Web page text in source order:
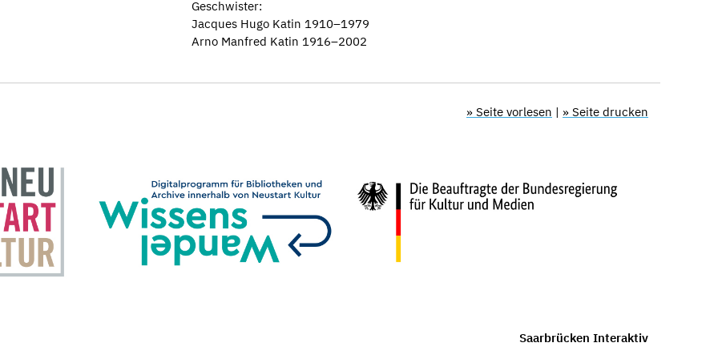
Geschwister:
Jacques Hugo Katin 1910–1979
Arno Manfred Katin 1916–2002
» Seite vorlesen | » Seite drucken
Saarbrücken Interaktiv